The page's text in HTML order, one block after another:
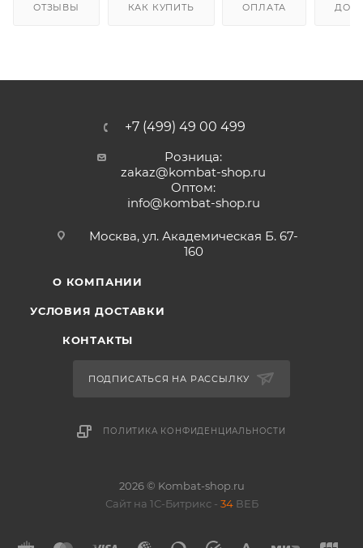
ОТЗЫВЫ КАК КУПИТЬ ОПЛАТА
+7 (499) 49 00 499
Розница:
zakaz@kombat-shop.ru
Оптом:
info@kombat-shop.ru
Москва, ул. Академическая Б. 67-
160
О КОМПАНИИ
УСЛОВИЯ ДОСТАВКИ
КОНТАКТЫ
ПОДПИСАТЬСЯ НА РАССЫЛКУ
ПОЛИТИКА КОНФИДЕНЦИАЛЬНОСТИ
2026 © Kombat-shop.ru
Сайт на 1С-Битрикс - 34 ВЕБ